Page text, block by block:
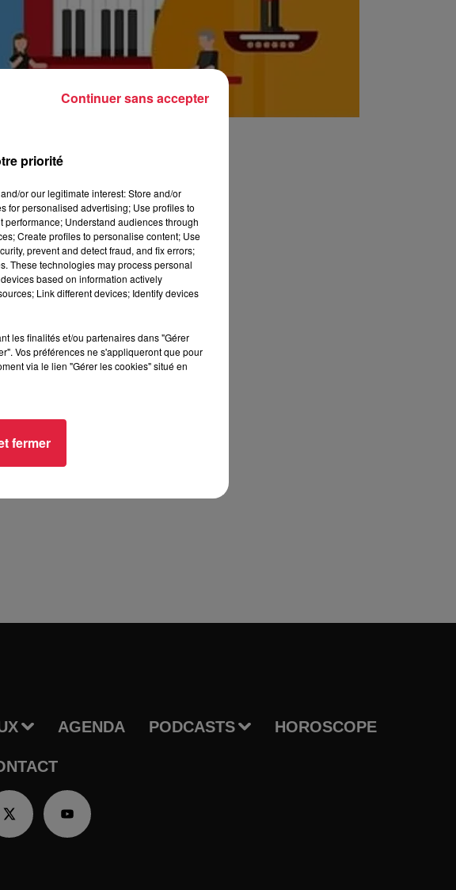
AGENDA PODCASTS HOROSCOPE
priorité
or our legitimate interest: Store and/or
for personalised advertising; Use profiles to
Understand audiences through
Create profiles to personalise content; Use
prevent and detect fraud, and fix errors;
These technologies may process personal
based on information actively
Link different devices; Identify devices
les finalités et/ou partenaires dans "Gérer
Vos préférences ne s'appliqueront que pour
via le lien "Gérer les cookies" situé en
fermer
Continuer sans accepter